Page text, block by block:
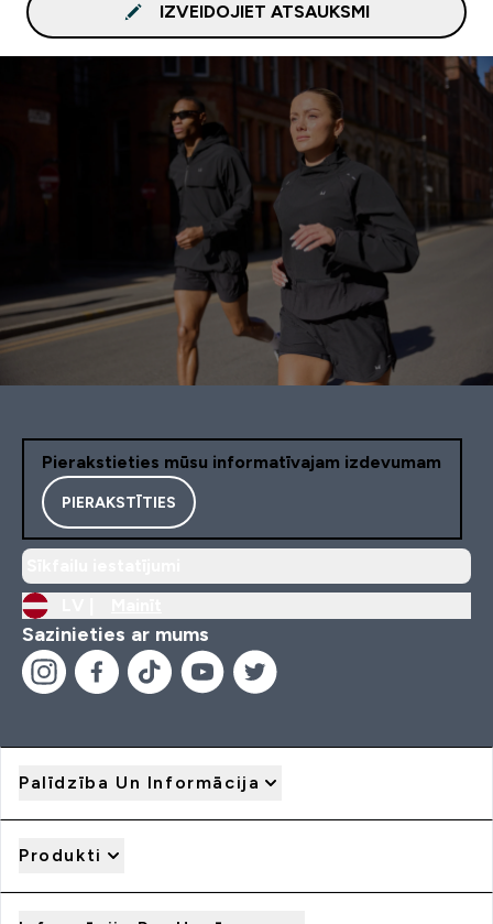
IZVEIDOJIET ATSAUKSMI
Pierakstieties mūsu informatīvajam izdevumam
PIERAKSTĪTIES
Sazinieties ar mums
Palīdzība Un Informācija
Produkti